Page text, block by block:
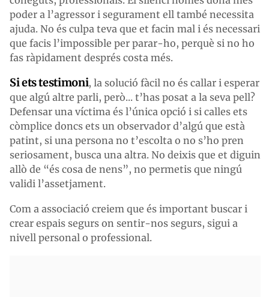
poder a l’agressor i segurament ell també necessita
ajuda. No és culpa teva que et facin mal i és necessari
que facis l’impossible per parar-ho, perquè si no ho
fas ràpidament després costa més.
Si ets testimoni, la solució fàcil no és callar i esperar
que algú altre parli, però... t’has posat a la seva pell?
Defensar una víctima és l’única opció i si calles ets
còmplice doncs ets un observador d’algú que està
patint, si una persona no t’escolta o no s’ho pren
seriosament, busca una altra. No deixis que et diguin
allò de “és cosa de nens”, no permetis que ningú
validi l’assetjament.
Com a associació creiem que és important buscar i
crear espais segurs on sentir-nos segurs, sigui a
nivell personal o professional.